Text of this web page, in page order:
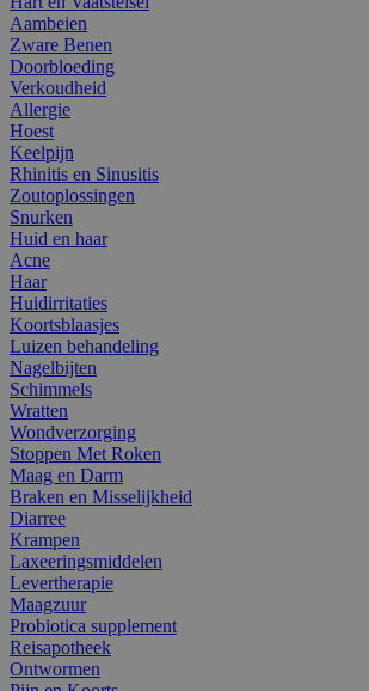
Aambeien
Zware Benen
Doorbloeding
Verkoudheid
Allergie
Hoest
Keelpijn
Rhinitis en Sinusitis
Zoutoplossingen
Snurken
Huid en haar
Acne
Haar
Huidirritaties
Koortsblaasjes
Luizen behandeling
Nagelbijten
Schimmels
Wratten
Wondverzorging
Stoppen Met Roken
Maag en Darm
Braken en Misselijkheid
Diarree
Krampen
Laxeeringsmiddelen
Levertherapie
Maagzuur
Probiotica supplement
Reisapotheek
Ontwormen